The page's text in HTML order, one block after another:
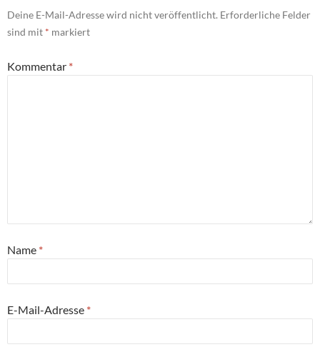
Deine E-Mail-Adresse wird nicht veröffentlicht. Erforderliche Felder
sind mit * markiert
Kommentar *
Name *
E-Mail-Adresse *